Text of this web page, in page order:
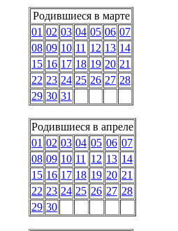
Родившиеся в марте
01 02 03 04 05 06 07
08 09 10 11 12 13 14
15 16 17 18 19 20 21
22 23 24 25 26 27 28
29 30 31
Родившиеся в апреле
01 02 03 04 05 06 07
08 09 10 11 12 13 14
15 16 17 18 19 20 21
22 23 24 25 26 27 28
29 30